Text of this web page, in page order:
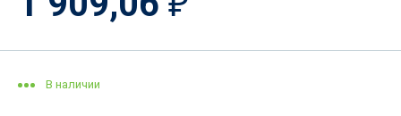
В наличии